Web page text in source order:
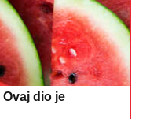
Ovaj dio je